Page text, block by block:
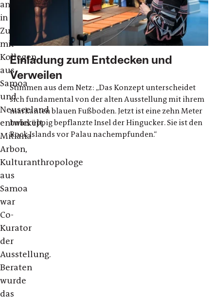
an
in
Zusammenarbeit
mit
Kollegen
aus
Samoa
und
Neuseeland
entwickelt.
Mitiana
Arbon,
Kulturanthropologe
aus
Samoa
war
Co-
Kurator
der
Ausstellung.
Beraten
wurde
das
Einladung zum Entdecken und
Verweilen
Stimmen aus dem Netz: „Das Konzept unterscheidet
sich fundamental von der alten Ausstellung mit ihrem
markanten blauen Fußboden. Jetzt ist eine zehn Meter
hohe, üppig bepflanzte Insel der Hingucker. Sie ist den
Rock Islands vor Palau nachempfunden.“